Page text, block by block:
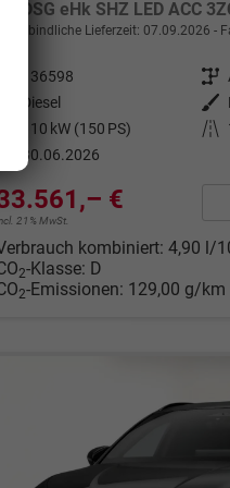
ST DSG eHk SHZ LED ACC
unverbindliche Lieferzeit: 07.09.2026
136598 Getriebe
Diesel Außenfarbe
110 kW (150 PS) Kilometerstand
30.06.2026
€
21% MwSt.
kombiniert: 4,90 l/
2-Klasse: D
2-Emissionen: 129,00 g/km